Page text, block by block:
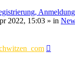
2022, 15:03 » in